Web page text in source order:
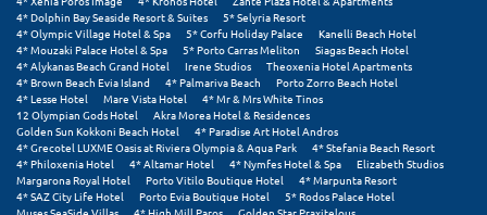
Νέα Μάκρη
Νέα Στύρα Εύβοιας
Νέοι Πόροι Πιερίας
Ξ
4* Dolphin Bay Seaside Resort & Suites
5* Selyria Resort
4* Olympic Village Hotel & Spa
5* Corfu Holiday Palace
Kanelli Beach Hotel
4* Mouzaki Palace Hotel & Spa
5* Porto Carras Meliton
Siagas Beach Hotel
4* Alykanas Beach Grand Hotel
Irene Studios
Theoxenia Hotel Apartments
4* Brown Beach Evia Island
4* Palmariva Beach
Porto Zorro Beach Hotel
4* Lesse Hotel
Mare Vista Hotel
4* Mr & Mrs White Tinos
12 Olympian Gods Hotel
Akra Morea Hotel & Residences
Golden Sun Kokkoni Beach Hotel
4* Paradise Art Hotel Andros
4* Grecotel LUXME Oasis at Riviera Olympia & Aqua Park
4* Stefania Beach Resort
4* Philoxenia Hotel
4* Altamar Hotel 4* Nymfes Hotel & Spa
Elizabeth Studios
Margarona Royal Hotel
Porto Vitilo Boutique Hotel
4* Marpunta Resort
4* SAZ City Life Hotel
Porto Evia Boutique Hotel
5* Rodos Palace Hotel